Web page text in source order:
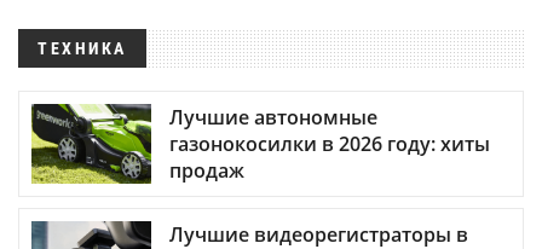
ТЕХНИКА
Лучшие автономные
газонокосилки в 2026 году: хиты
продаж
Лучшие видеорегистраторы в